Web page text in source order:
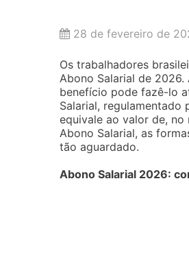
28 de fevereiro de
Os trabalhadores
Abono Salarial de
benefício pode fazê-lo
Salarial, regulamentado
equivale ao valor de,
Abono Salarial, as
tão aguardado.
Abono Salarial 2026: